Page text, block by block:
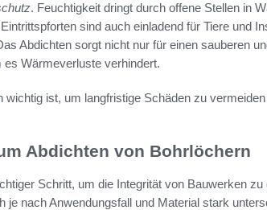
. Feuchtigkeit dringt durch offene Stellen in
sind auch einladend für Tiere und
Abdichten sorgt nicht nur für einen sauberen
es Wärmeverluste verhindert.
ist, um langfristige Schäden zu
Abdichten von Bohrlöchern
Schritt, um die Integrität von Bauwerken
je nach Anwendungsfall und Material stark